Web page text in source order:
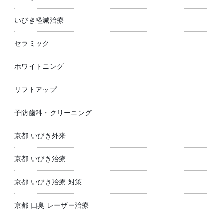
いびき軽減治療
セラミック
ホワイトニング
リフトアップ
予防歯科・クリーニング
京都 いびき外来
京都 いびき治療
京都 いびき治療 対策
京都 口臭 レーザー治療